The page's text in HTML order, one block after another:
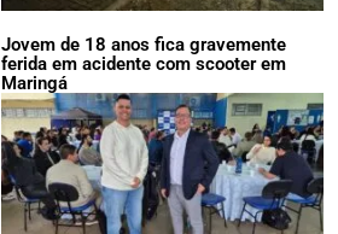
Jovem de 18 anos fica gravemente
ferida em acidente com scooter em
Maringá